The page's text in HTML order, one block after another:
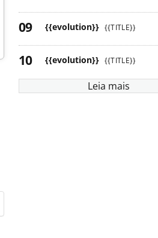
{{evolution}} {{TITLE}}
{{evolution}} {{TITLE}}
Leia mais